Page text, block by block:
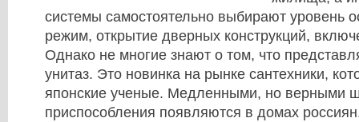
системы самостоятельно выбирают уровень
режим, открытие дверных конструкций,
Однако не многие знают о том, что
унитаз. Это новинка на рынке сантехники,
японские ученые. Медленными, но верными
приспособления появляются в домах